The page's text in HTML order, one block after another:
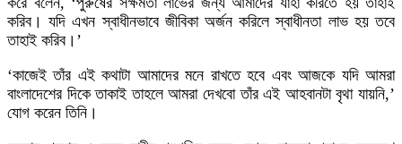
করিব। যদি এখন স্বাধীনভাবে জীবিকা অর্জন করিলে স্বাধীনতা লাভ হয় তবে
তাহাই করিব।’
‘কাজেই তাঁর এই কথাটা আমাদের মনে রাখতে হবে এবং আজকে যদি আমরা
বাংলাদেশের দিকে তাকাই তাহলে আমরা দেখবো তাঁর এই আহবানটা বৃথা যায়নি,’
যোগ করেন তিনি।